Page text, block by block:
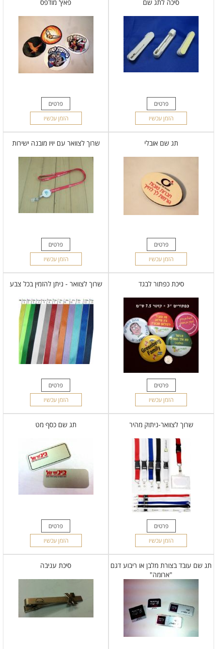
סיכה לתג שם
פרטים
הזמן עכשיו
פאץ' מודפס
פרטים
הזמן עכשיו
תג שם אובלי
פרטים
הזמן עכשיו
שרוך לצוואר עם יויו מובנה ישירות
פרטים
הזמן עכשיו
סיכת כפתור לבגד
פרטים
הזמן עכשיו
שרוך לצוואר - ניתן להזמין בכל צבע
פרטים
הזמן עכשיו
שרוך לצוואר-ניתוק מהיר
פרטים
הזמן עכשיו
תג שם כסף מט
פרטים
הזמן עכשיו
תג שם עובד בצורת מלבן או ריבוע דגם
"ארומה"
סיכת עניבה